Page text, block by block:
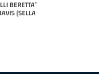
SAMUEL
'26 -